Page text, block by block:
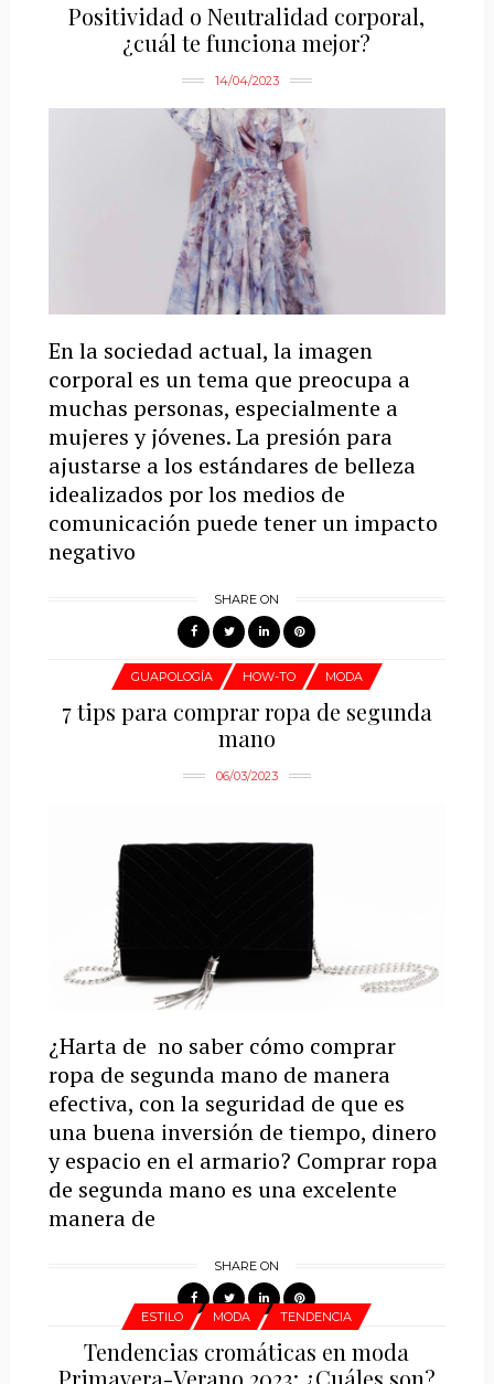
Positividad o Neutralidad corporal,
¿cuál te funciona mejor?
14/04/2023
En la sociedad actual, la imagen
corporal es un tema que preocupa a
muchas personas, especialmente a
mujeres y jóvenes. La presión para
ajustarse a los estándares de belleza
idealizados por los medios de
comunicación puede tener un impacto
negativo
SHARE ON
GUAPOLOGÍA HOW-TO MODA
7 tips para comprar ropa de segunda
mano
06/03/2023
¿Harta de no saber cómo comprar
ropa de segunda mano de manera
efectiva, con la seguridad de que es
una buena inversión de tiempo, dinero
y espacio en el armario? Comprar ropa
de segunda mano es una excelente
manera de
SHARE ON
ESTILO MODA TENDENCIA
Tendencias cromáticas en moda
Primavera-Verano 2023: ¿Cuáles son?